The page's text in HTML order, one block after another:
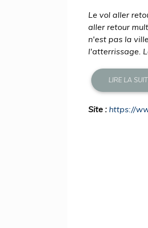
Le vol aller
aller retour
n'est pas la
l'atterrissage.
LIRE LA
Site : https://